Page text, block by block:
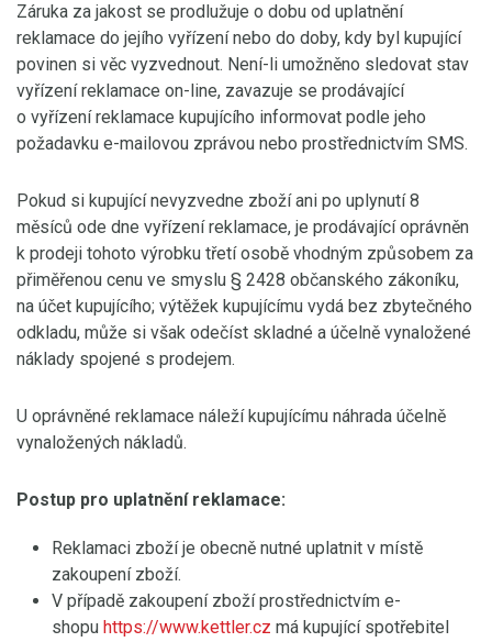
Záruka za jakost se prodlužuje o dobu od uplatnění
reklamace do jejího vyřízení nebo do doby, kdy byl kupující
povinen si věc vyzvednout. Není-li umožněno sledovat stav
vyřízení reklamace on-line, zavazuje se prodávající
o vyřízení reklamace kupujícího informovat podle jeho
požadavku e-mailovou zprávou nebo prostřednictvím SMS.
Pokud si kupující nevyzvedne zboží ani po uplynutí 8
měsíců ode dne vyřízení reklamace, je prodávající oprávněn
k prodeji tohoto výrobku třetí osobě vhodným způsobem za
přiměřenou cenu ve smyslu § 2428 občanského zákoníku,
na účet kupujícího; výtěžek kupujícímu vydá bez zbytečného
odkladu, může si však odečíst skladné a účelně vynaložené
náklady spojené s prodejem.
U oprávněné reklamace náleží kupujícímu náhrada účelně
vynaložených nákladů.
Postup pro uplatnění reklamace:
Reklamaci zboží je obecně nutné uplatnit v místě
zakoupení zboží.
V případě zakoupení zboží prostřednictvím e-
shopu https://www.kettler.cz má kupující spotřebitel